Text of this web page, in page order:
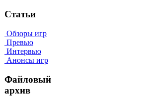
Статьи
Обзоры игр
Превью
Интервью
Анонсы игр
Файловый
архив